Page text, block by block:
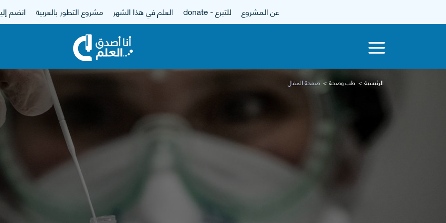
عن المشروع للتبرع - donate العلم في هذا الشهر مشروع التطور بالعربية انضم
الرئيسية طب وصحة صفحة المقال